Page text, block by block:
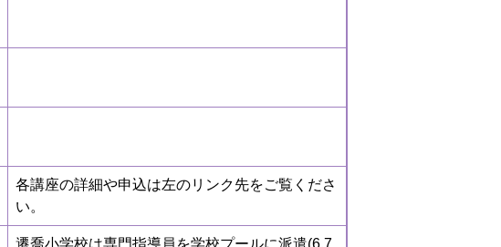
各講座の詳細や申込は左のリンク先をご覧くださ
い。
遷喬小学校は専門指導員を学校プールに派遣(6,7